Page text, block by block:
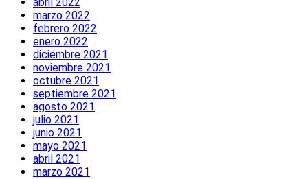
marzo 2022
febrero 2022
enero 2022
diciembre 2021
noviembre 2021
octubre 2021
septiembre 2021
agosto 2021
julio 2021
junio 2021
mayo 2021
abril 2021
marzo 2021